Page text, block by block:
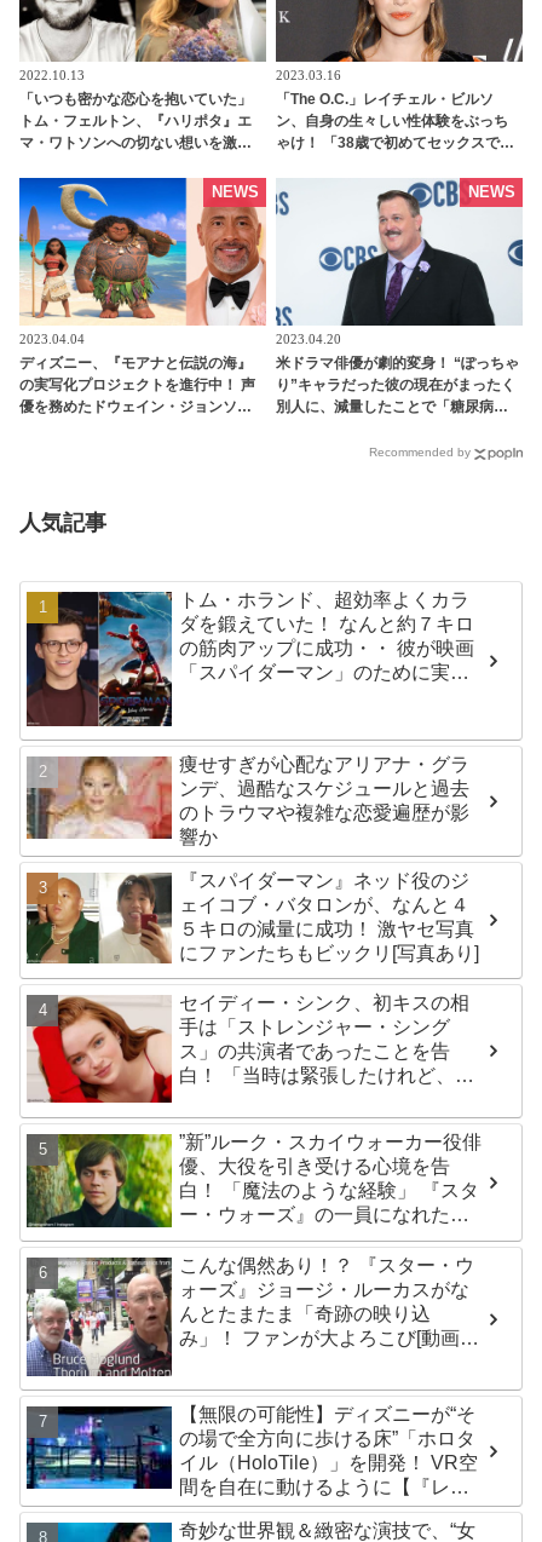
2022.10.13
「いつも密かな恋心を抱いていた」
トム・フェルトン、『ハリポタ』エ
マ・ワトソンへの切ない想いを激
言葉にできない関係」とは・・？ -
tvgroove
2023.03.16
「The O.C.」レイチェル・ビルソ
ン、自身の生々しい性体験をぶっち
ゃけ！ 「38歳で初めてセックスでオ
2023.04.04
ディズニー、『モアナと伝説の海』
の実写化プロジェクトを進行中！ 声
優を務めたドウェイン・ジョンソン
NEWS
2023.04.20
米ドラマ俳優が劇的変身！ “ぽっちゃ
り”キャラだった彼の現在がまったく
別人に、減量したことで「糖尿病も
［写真あり］ - tvgroove
NEWS
Recommended by
人気記事
トム・ホランド、超効率よくカラ
ダを鍛えていた！ なんと約７キロ
の筋肉アップに成功・・ 彼が映画
「スパイダーマン」のために実践
痩せすぎが心配なアリアナ・グラ
ンデ、過酷なスケジュールと過去
のトラウマや複雑な恋愛遍歴が影
響か
『スパイダーマン』ネッド役のジ
ェイコブ・バタロンが、なんと４
５キロの減量に成功！ 激ヤセ写真
にファンたちもビックリ[写真あり]
セイディー・シンク、初キスの相
手は「ストレンジャー・シング
ス」の共演者であったことを告
白！ 「当時は緊張したけれど、い
”新”ルーク・スカイウォーカー役俳
優、大役を引き受ける心境を告
白！ 「魔法のような経験」 『スタ
ー・ウォーズ』の一員になれたこ
とによろこび爆発
こんな偶然あり！？ 『スター・ウ
ォーズ』ジョージ・ルーカスがな
んとたまたま「奇跡の映り込
み」！ ファンが大よろこび[動画あ
【無限の可能性】ディズニーが“そ
の場で全方向に歩ける床”「ホロタ
イル（HoloTile）」を開発！ VR空
間を自在に動けるように【『レデ
ィプレ』実現への大きな一歩？】
奇妙な世界観＆緻密な演技で、“女